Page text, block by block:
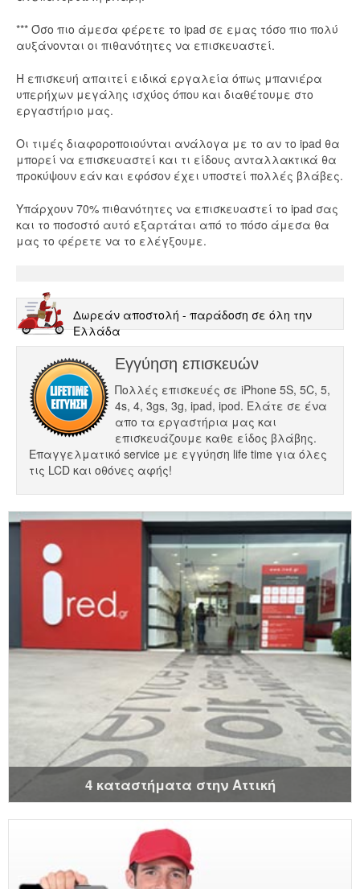
*** Όσο πιο άμεσα φέρετε το ipad σε εμας τόσο πιο πολύ
αυξάνονται οι πιθανότητες να επισκευαστεί.
Η επισκευή απαιτεί ειδικά εργαλεία όπως μπανιέρα
υπερήχων μεγάλης ισχύος όπου και διαθέτουμε στο
εργαστήριο μας.
Οι τιμές διαφοροποιούνται ανάλογα με το αν το ipad θα
μπορεί να επισκευαστεί και τι είδους ανταλλακτικά θα
προκύψουν εάν και εφόσον έχει υποστεί πολλές βλάβες.
Υπάρχουν 70% πιθανότητες να επισκευαστεί το ipad σας
και το ποσοστό αυτό εξαρτάται από το πόσο άμεσα θα
μας το φέρετε να το ελέγξουμε.
Δωρεάν αποστολή - παράδοση σε όλη την
Ελλάδα
Εγγύηση επισκευών
Πολλές επισκευές σε iPhone 5S, 5C, 5,
4s, 4, 3gs, 3g, ipad, ipod. Ελάτε σε ένα
απο τα εργαστήρια μας και
επισκευάζουμε καθε είδος βλάβης.
Επαγγελματικό service με εγγύηση life time για όλες
τις LCD και οθόνες αφής!
4 καταστήματα στην Αττική